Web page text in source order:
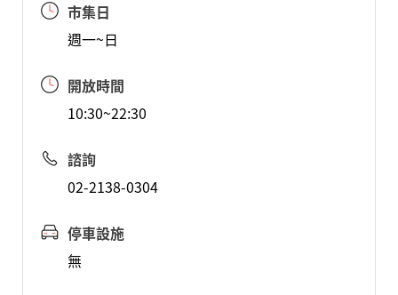
市集日
週一~日
開放時間
10:30~22:30
諮詢
02-2138-0304
停車設施
無